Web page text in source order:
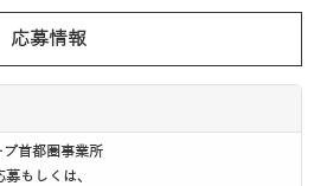
応募情報
レーブ首都圏事業所
もしくは、